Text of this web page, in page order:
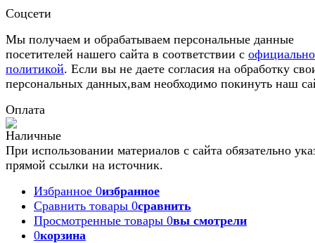
Соцсети
Мы получаем и обрабатываем персональные данные
посетителей нашего сайта в соответствии с
политикой. Если вы не даете согласия на обработку
персональных данных,вам необходимо покинуть наш
Оплата
При использовании материалов с сайта обязательно
прямой ссылки на источник.
Избранное 0избранное
Сравнить товары 0сравнить
Просмотренные товары 0вы смотрели
0корзина